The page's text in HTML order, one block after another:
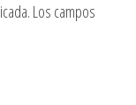
Los campos